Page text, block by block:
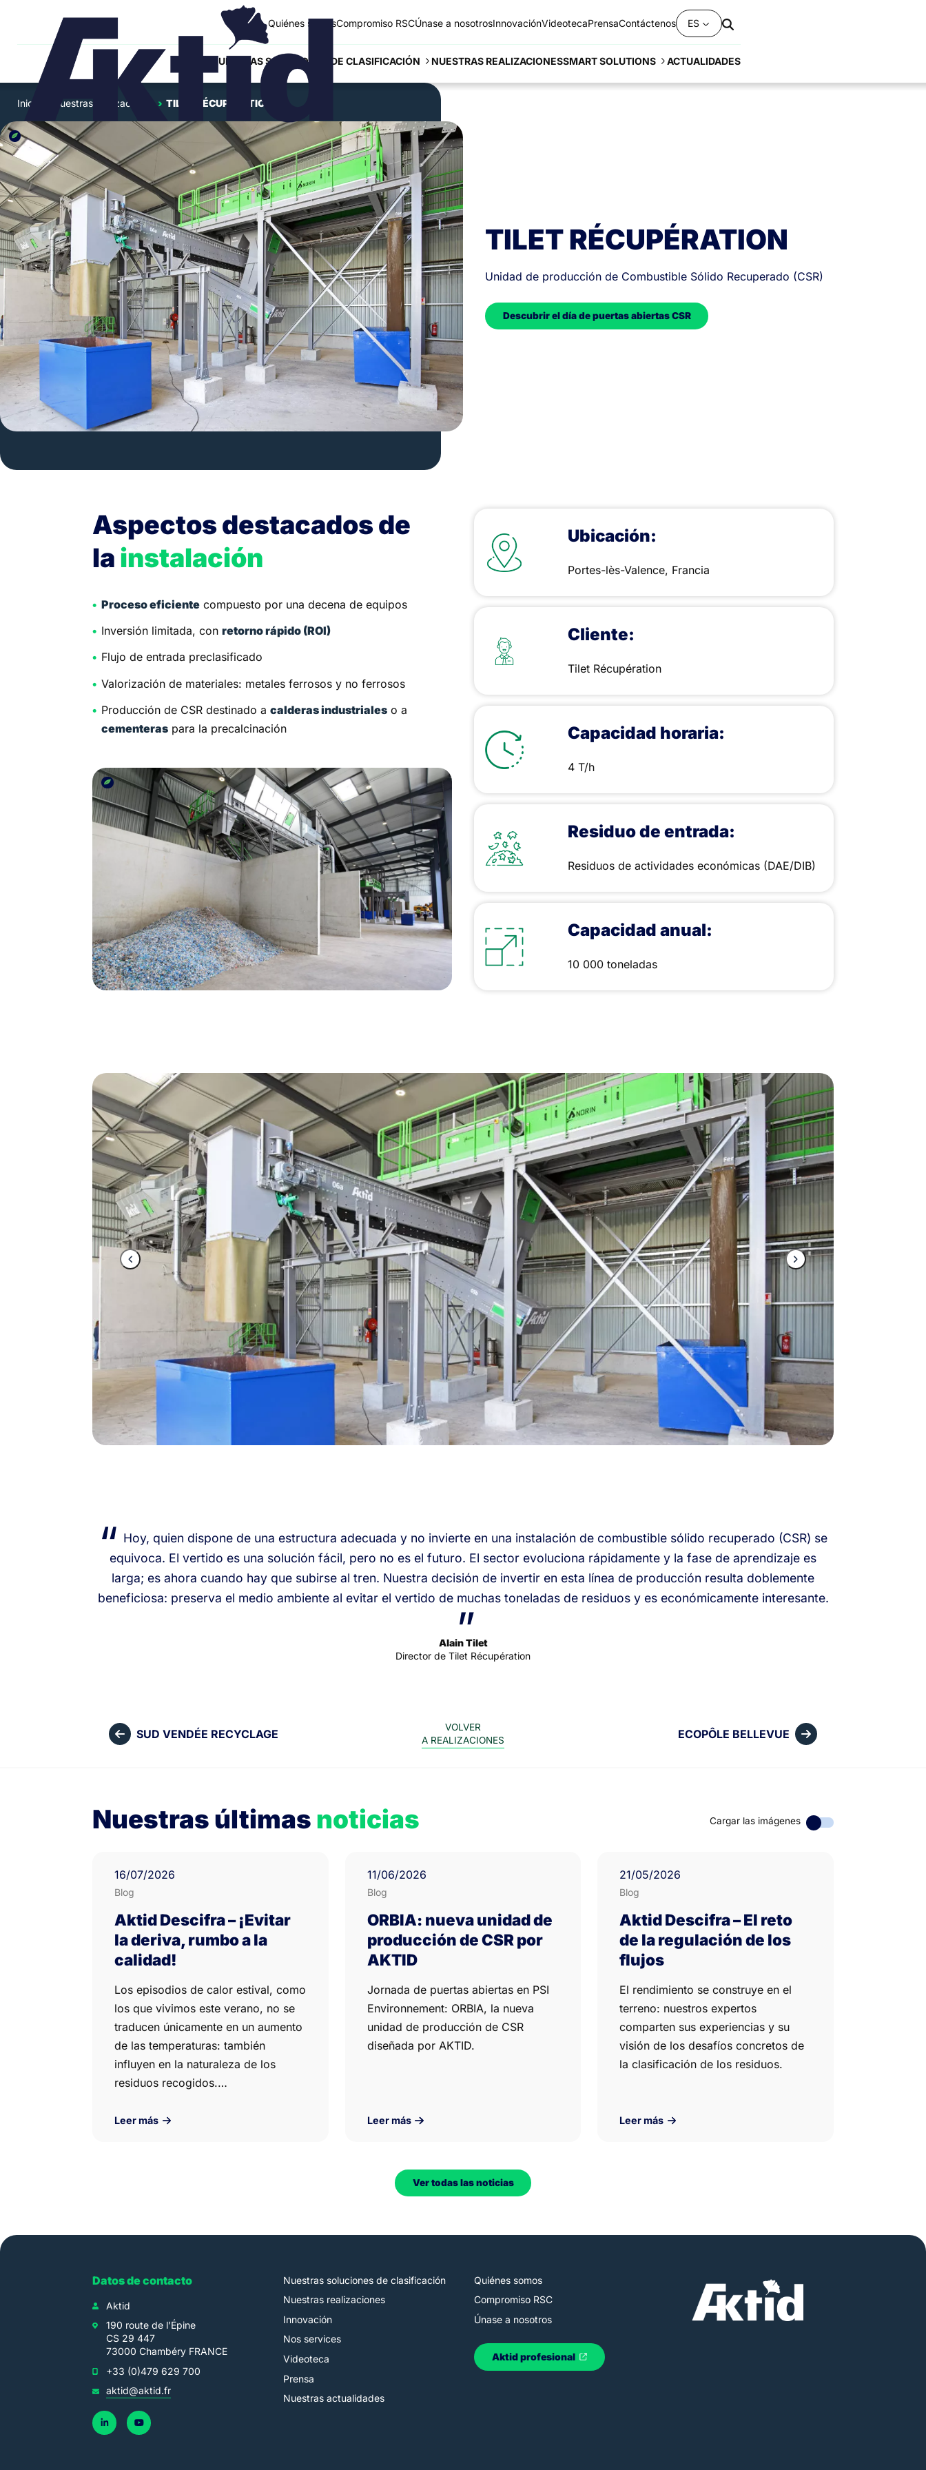
NUESTRAS SOLUCIONES DE CLASIFICACIÓN NUESTRAS REALIZACIONESSMART SOLUTIONS ACTUALIDADES
Quiénes somosCompromiso RSCÚnase a nosotrosInnovaciónVideotecaPrensaContáctenos ES
Inicio Nuestras realizaciones › TILET RÉCUPÉRATION
TILET RÉCUPÉRATION
Unidad de producción de Combustible Sólido Recuperado (CSR)
Descubrir el día de puertas abiertas CSR
Aspectos destacados de
la instalación
Proceso eficiente compuesto por una decena de equipos
Inversión limitada, conretorno rápido (ROI)
Flujo de entrada preclasificado
Valorización de materiales: metales ferrosos y no ferrosos
Producción de CSR destinado acalderas industriales o a
cementeras para la precalcinación
Ubicación:
Portes-lès-Valence, Francia
Cliente:
Tilet Récupération
Capacidad horaria:
4 T/h
Residuo de entrada:
Residuos de actividades económicas (DAE/DIB)
Capacidad anual:
10 000 toneladas
“ Hoy, quien dispone de una estructura adecuada y no invierte en una instalación de combustible sólido recuperado (CSR) se
equivoca. El vertido es una solución fácil, pero no es el futuro. El sector evoluciona rápidamente y la fase de aprendizaje es
larga; es ahora cuando hay que subirse al tren. Nuestra decisión de invertir en esta línea de producción resulta doblemente
beneficiosa: preserva el medio ambiente al evitar el vertido de muchas toneladas de residuos y es económicamente interesante.
”
Alain Tilet
Director de Tilet Récupération
SUD VENDÉE RECYCLAGE
VOLVER
A REALIZACIONES
ECOPÔLE BELLEVUE
Nuestras últimas noticias Cargar las imágenes
16/07/2026
Blog
Aktid Descifra – ¡Evitar
la deriva, rumbo a la
calidad!
Los episodios de calor estival, como
los que vivimos este verano, no se
traducen únicamente en un aumento
de las temperaturas: también
influyen en la naturaleza de los
residuos recogidos.…
Leer más
11/06/2026
Blog
ORBIA: nueva unidad de
producción de CSR por
AKTID
Jornada de puertas abiertas en PSI
Environnement: ORBIA, la nueva
unidad de producción de CSR
diseñada por AKTID.
Leer más
21/05/2026
Blog
Aktid Descifra – El reto
de la regulación de los
flujos
El rendimiento se construye en el
terreno: nuestros expertos
comparten sus experiencias y su
visión de los desafíos concretos de
la clasificación de los residuos.
Leer más
Ver todas las noticias
Datos de contacto
Aktid
190 route de l’Épine
CS 29 447
73000 Chambéry FRANCE
+33 (0)479 629 700
aktid@aktid.fr
Nuestras soluciones de clasificación
Nuestras realizaciones
Innovación
Nos services
Videoteca
Prensa
Nuestras actualidades
Quiénes somos
Compromiso RSC
Únase a nosotros
Aktid profesional